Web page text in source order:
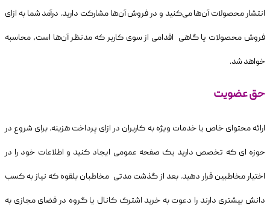
انتشار محصولات آن‌ها می‌کنید و در فروش آن‌ها مشارکت دارید. درآمد شما به ازای
فروش محصولات یا گاهی اقدامی از سوی کاربر که مدنظر آن‌ها است، محاسبه
خواهد شد.
حق عضویت
ارائه محتوای خاص یا خدمات ویژه به کاربران در ازای پرداخت هزینه. برای شروع در
حوزه ای که تخصص دارید یک صفحه عمومی ایجاد کنید و اطلاعات خود را در
اختیار مخاطبین قرار دهید. بعد از گذشت مدتی مخاطبان بلقوه که نیاز به کسب
دانش بیشتری دارند را دعوت به خرید اشترک کانال یا گروه در فضای مجازی به